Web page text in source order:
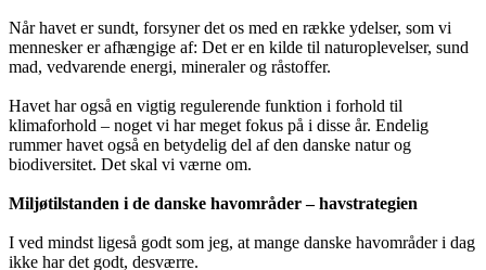
Når havet er sundt, forsyner det os med en række ydelser, som vi
mennesker er afhængige af: Det er en kilde til naturoplevelser, sund
mad, vedvarende energi, mineraler og råstoffer.
Havet har også en vigtig regulerende funktion i forhold til
klimaforhold – noget vi har meget fokus på i disse år. Endelig
rummer havet også en betydelig del af den danske natur og
biodiversitet. Det skal vi værne om.
Miljøtilstanden i de danske havområder – havstrategien
I ved mindst ligeså godt som jeg, at mange danske havområder i dag
ikke har det godt, desværre.